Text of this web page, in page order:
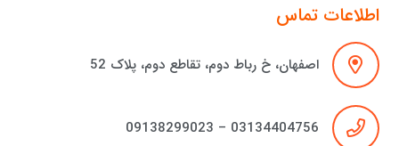
اطلاعات تماس
اصفهان، خ رباط دوم، تقاطع دوم، پلاک 52
03134404756 – 09138299023